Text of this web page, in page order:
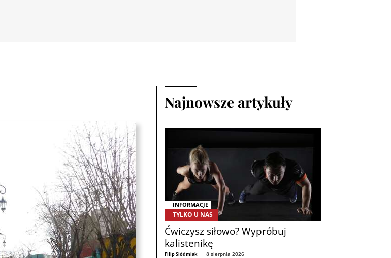
Najnowsze artykuły
INFORMACJE
TYLKO U NAS
Ćwiczysz siłowo? Wypróbuj
kalistenikę
Filip Siódmiak 8 sierpnia 2026